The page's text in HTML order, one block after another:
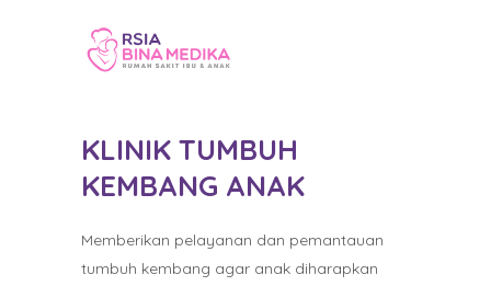
KLINIK TUMBUH
KEMBANG ANAK
Memberikan pelayanan dan pemantauan
tumbuh kembang agar anak diharapkan